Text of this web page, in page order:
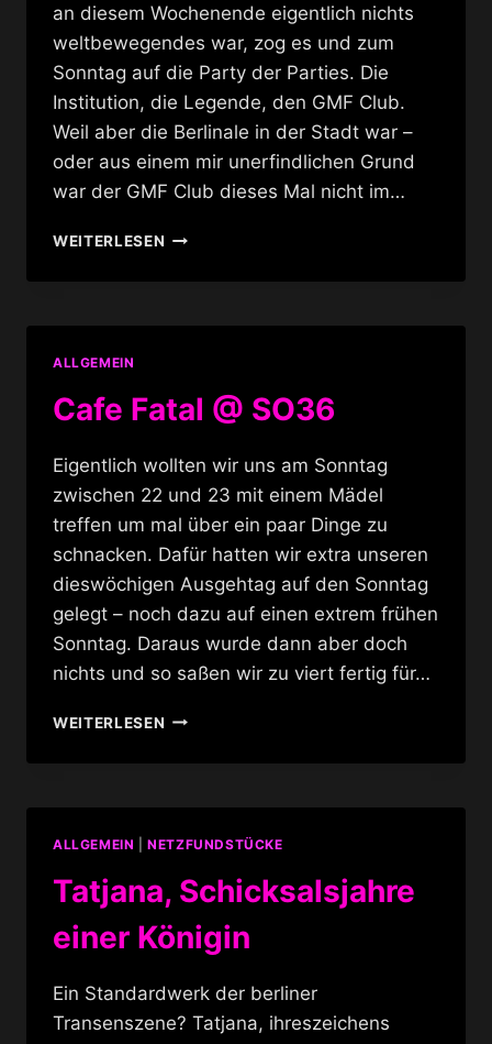
an diesem Wochenende eigentlich nichts
weltbewegendes war, zog es und zum
Sonntag auf die Party der Parties. Die
Institution, die Legende, den GMF Club.
Weil aber die Berlinale in der Stadt war –
oder aus einem mir unerfindlichen Grund
war der GMF Club dieses Mal nicht im…
WEITERLESENGMF
WATERGATE
ALLGEMEIN
Cafe Fatal @ SO36
Eigentlich wollten wir uns am Sonntag
zwischen 22 und 23 mit einem Mädel
treffen um mal über ein paar Dinge zu
schnacken. Dafür hatten wir extra unseren
dieswöchigen Ausgehtag auf den Sonntag
gelegt – noch dazu auf einen extrem frühen
Sonntag. Daraus wurde dann aber doch
nichts und so saßen wir zu viert fertig für…
WEITERLESENCAFE
@
ALLGEMEIN |NETZFUNDSTÜCKE
Tatjana, Schicksalsjahre
einer Königin
Ein Standardwerk der berliner
Transenszene? Tatjana, ihreszeichens